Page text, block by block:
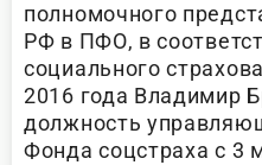
полномочного
РФ в ПФО, в
социального
2016 года Владимир
должность
Фонда соцстраха с 3